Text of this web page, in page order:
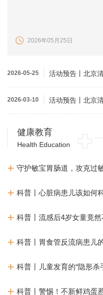
2026年05月25日
2026-05-25 活动预告丨北京
普及义诊活动
2026-03-10 活动预告丨北京
健康教育
Health Education
守护敏宝胃肠道，攻克过
科普丨心脏病患儿该如何
科普丨流感后4岁女童竟
科普丨胃食管反流病患
科普丨儿童发育的“隐形杀
科普丨警惕！不新鲜鸡蛋